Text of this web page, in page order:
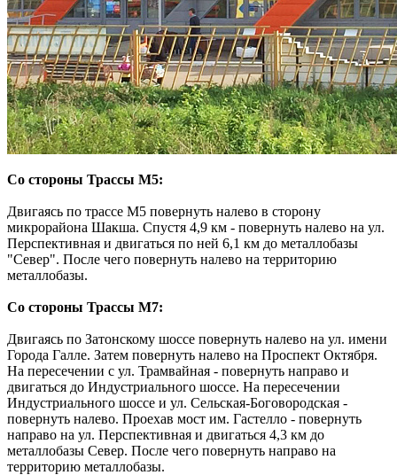
Со стороны Трассы М5:
Двигаясь по трассе М5 повернуть налево в сторону
микрорайона Шакша. Спустя 4,9 км - повернуть налево на ул.
Перспективная и двигаться по ней 6,1 км до металлобазы
"Север". После чего повернуть налево на территорию
металлобазы.
Со стороны Трассы М7:
Двигаясь по Затонскому шоссе повернуть налево на ул. имени
Города Галле. Затем повернуть налево на Проспект Октября.
На пересечении с ул. Трамвайная - повернуть направо и
двигаться до Индустриального шоссе. На пересечении
Индустриального шоссе и ул. Сельская-Боговородская -
повернуть налево. Проехав мост им. Гастелло - повернуть
направо на ул. Перспективная и двигаться 4,3 км до
металлобазы Север. После чего повернуть направо на
территорию металлобазы.